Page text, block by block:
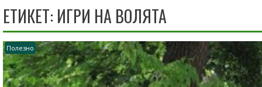
ЕТИКЕТ: ИГРИ НА ВОЛЯТА
Полезно